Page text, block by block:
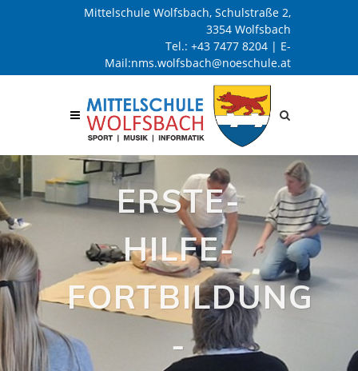
Mittelschule Wolfsbach, Schulstraße 2,
3354 Wolfsbach
Tel.: +43 7477 8204 | E-
Mail:nms.wolfsbach@noeschule.at
Site
ERSTE-
HILFE-
FORTBILDUNG
-